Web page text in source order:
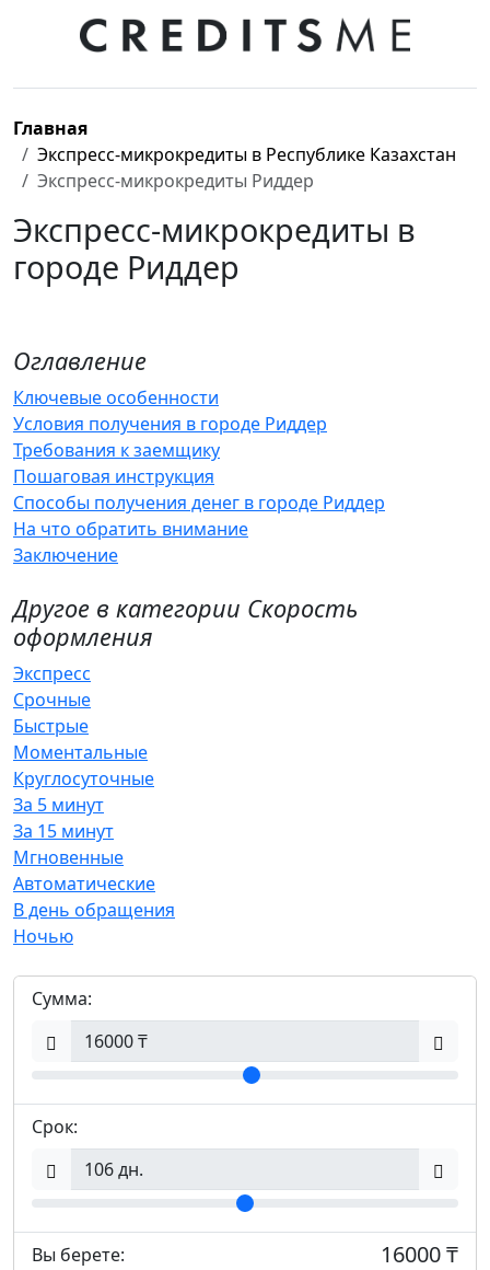
Главная
Экспресс-микрокредиты в Республике Казахстан
Экспресс-микрокредиты Риддер
Экспресс-микрокредиты в
городе Риддер
Оглавление
Ключевые особенности
Условия получения в городе Риддер
Требования к заемщику
Пошаговая инструкция
Способы получения денег в городе Риддер
На что обратить внимание
Заключение
Другое в категории Скорость
оформления
Экспресс
Срочные
Быстрые
Моментальные
Круглосуточные
За 5 минут
За 15 минут
Мгновенные
Автоматические
В день обращения
Ночью
Сумма:
Срок:
Вы берете: 16000 ₸